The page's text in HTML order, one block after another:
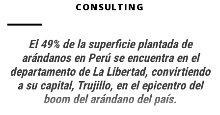
CONSULTING
El 49% de la superficie plantada de
arándanos en Perú se encuentra en el
departamento de La Libertad, convirtiendo
a su capital, Trujillo, en el epicentro del
boom del arándano del país.